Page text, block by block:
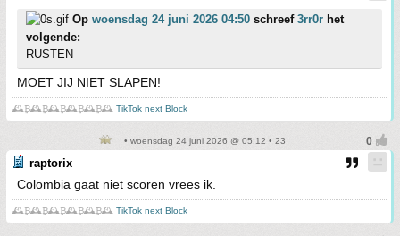
Op woensdag 24 juni 2026 04:50 schreef 3rr0r het
volgende:
RUSTEN
MOET JIJ NIET SLAPEN!
🕰️₿🕰️₿🕰️₿🕰️₿🕰️₿🕰️ TikTok next Block
• woensdag 24 juni 2026 @ 05:12 • 23
raptorix
Colombia gaat niet scoren vrees ik.
🕰️₿🕰️₿🕰️₿🕰️₿🕰️₿🕰️ TikTok next Block